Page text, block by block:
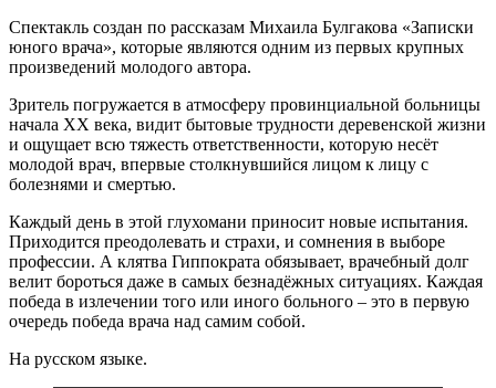
Спектакль создан по рассказам Михаила Булгакова «Записки
юного врача», которые являются одним из первых крупных
произведений молодого автора.
Зритель погружается в атмосферу провинциальной больницы
начала XX века, видит бытовые трудности деревенской жизни
и ощущает всю тяжесть ответственности, которую несёт
молодой врач, впервые столкнувшийся лицом к лицу с
болезнями и смертью.
Каждый день в этой глухомани приносит новые испытания.
Приходится преодолевать и страхи, и сомнения в выборе
профессии. А клятва Гиппократа обязывает, врачебный долг
велит бороться даже в самых безнадёжных ситуациях. Каждая
победа в излечении того или иного больного – это в первую
очередь победа врача над самим собой.
На русском языке.